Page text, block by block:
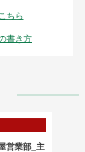
ちら
書き方
営業部_主